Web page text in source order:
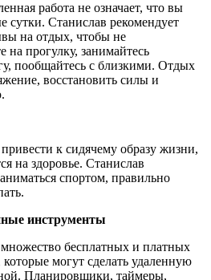
работа не означает, что вы
сутки. Станислав рекомендует
на отдых, чтобы не
на прогулку, занимайтесь
пообщайтесь с близкими. Отдых
восстановить силы и
к сидячему образу жизни,
на здоровье. Станислав
спортом, правильно
инструменты
бесплатных и платных
могут сделать удаленную
Планировщики, таймеры,